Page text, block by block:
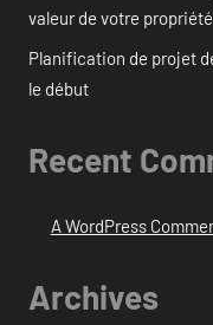
valeur de votre
Planification de projet
le début
Recent
A WordPress
Archives